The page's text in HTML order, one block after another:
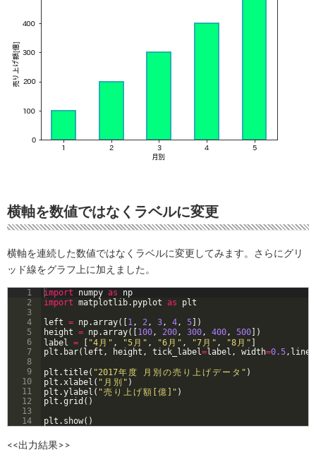
横軸を数値ではなくラベルに変更
横軸を連続した数値ではなくラベルに変更してみます。さらにグリ
ッド線をグラフ上に加えました。
1
2
3
4
5
6
7
8
9
10
11
12
13
14
import numpy as
np
import matplotlib. pyplot as
plt
left = np.array([ 1, 2, 3, 4, 5 ])
height = np.array([ 100, 200, 300, 400, 500 ])
label = "4 月 " , "5 月 " , "6 月 " , "7 月 " , "8 月 "
plt . bar( left , height , tick_label=label , width=0.5,
plt .title( "2017年 度 月 別 の売 り 上 げデ ー タ " )
plt .xlabel ( " 月 別 " )
plt .ylabel ( "売 り 上 げ額 億 ]" )
plt .grid ( )
plt . show( )
<<出力結果>>